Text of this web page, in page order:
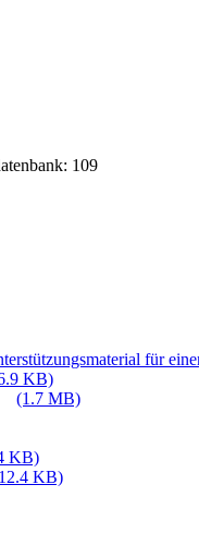
109
für
KB)
(1.7 MB)
KB)
KB)